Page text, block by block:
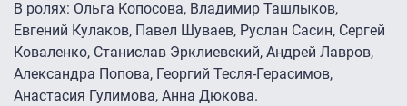
В ролях: Ольга Копосова, Владимир Ташлыков,
Евгений Кулаков, Павел Шуваев, Руслан Сасин, Сергей
Коваленко, Станислав Эрклиевский, Андрей Лавров,
Александра Попова, Георгий Тесля-Герасимов,
Анастасия Гулимова, Анна Дюкова.